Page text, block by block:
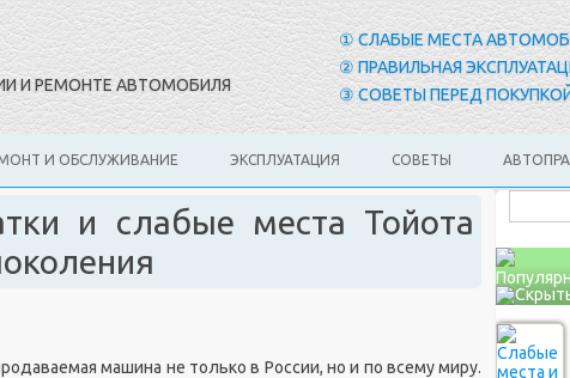
① СЛАБЫЕ МЕСТА
② ПРАВИЛЬНАЯ
③ СОВЕТЫ ПЕРЕД
И РЕМОНТЕ АВТОМОБИЛЯ
И ОБСЛУЖИВАНИЕ ЭКСПЛУАТАЦИЯ СОВЕТЫ
и слабые места Тойота
машина не только в России, но и по всему миру.